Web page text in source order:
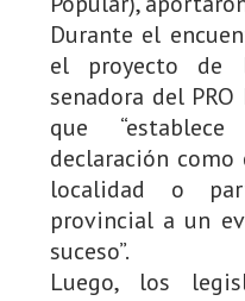
Durante el
el proyecto de
senadora del
que
declaración
localidad o
provincial a un
suceso”.
Luego, los